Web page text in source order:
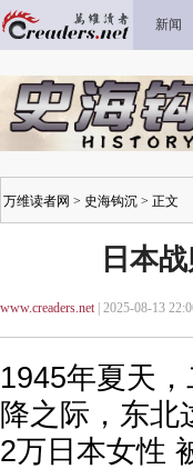
新闻
万维读者网 > 史海钩沉 > 正文
日本
www.creaders.net| 2025-08-13
1945年夏天
降之际，东北
2万日本女性